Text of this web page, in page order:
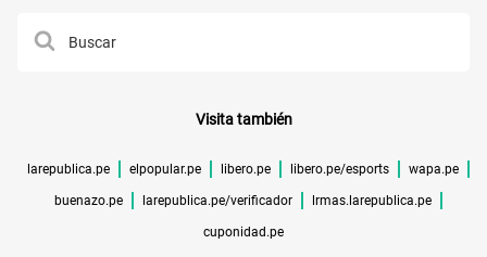
Visita también
larepublica.pe elpopular.pe libero.pe libero.pe/esports wapa.pe
buenazo.pe larepublica.pe/verificador lrmas.larepublica.pe
cuponidad.pe